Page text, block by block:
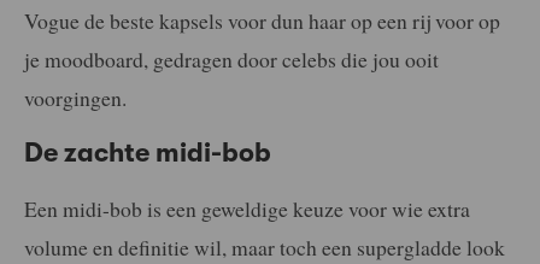
Vogue de beste kapsels voor dun haar op een rij voor op
je moodboard, gedragen door celebs die jou ooit
voorgingen.
De zachte midi-bob
Een midi-bob is een geweldige keuze voor wie extra
volume en definitie wil, maar toch een supergladde look